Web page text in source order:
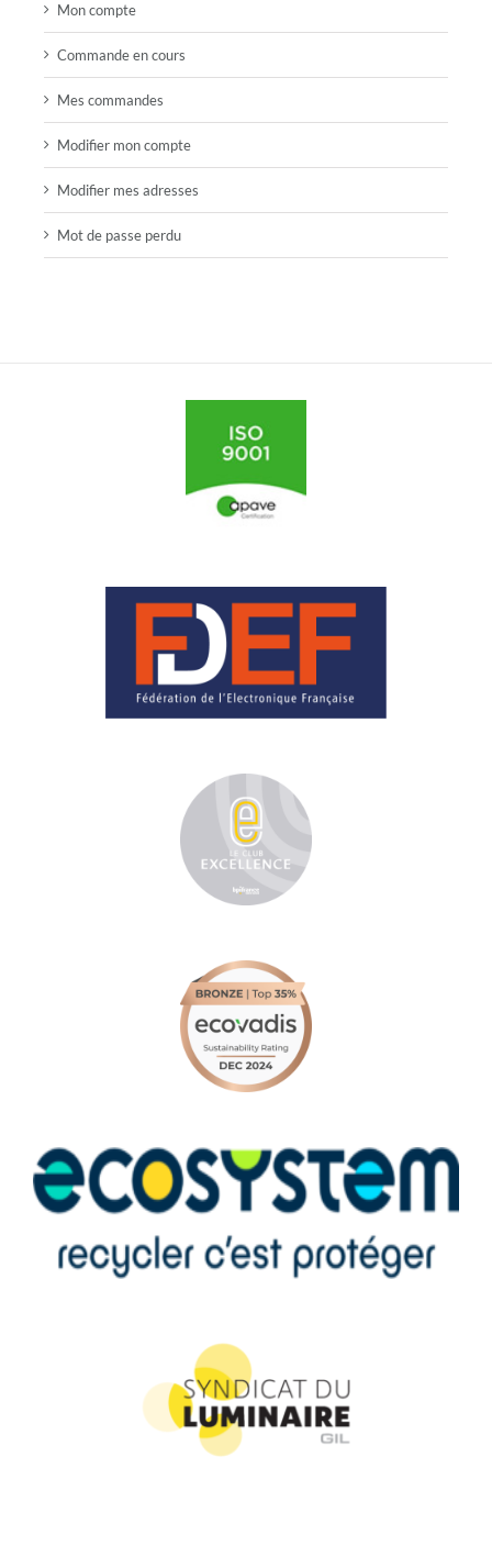
Mon compte
Commande en cours
Mes commandes
Modifier mon compte
Modifier mes adresses
Mot de passe perdu